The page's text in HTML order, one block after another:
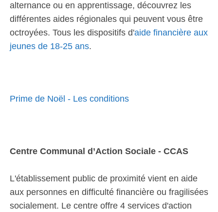
alternance ou en apprentissage, découvrez les
différentes aides régionales qui peuvent vous être
octroyées. Tous les dispositifs d'aide financière aux
jeunes de 18-25 ans.
Prime de Noël - Les conditions
Centre Communal d’Action Sociale - CCAS
L'établissement public de proximité vient en aide
aux personnes en difficulté financière ou fragilisées
socialement. Le centre offre 4 services d'action